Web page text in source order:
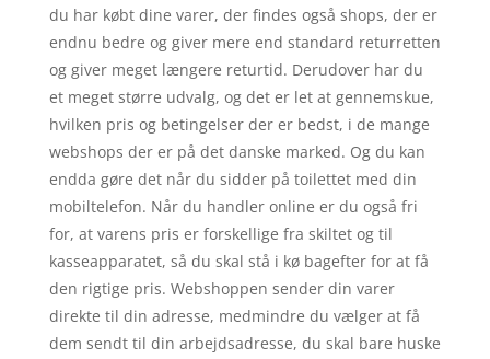
du har købt dine varer, der findes også shops, der er
endnu bedre og giver mere end standard returretten
og giver meget længere returtid. Derudover har du
et meget større udvalg, og det er let at gennemskue,
hvilken pris og betingelser der er bedst, i de mange
webshops der er på det danske marked. Og du kan
endda gøre det når du sidder på toilettet med din
mobiltelefon. Når du handler online er du også fri
for, at varens pris er forskellige fra skiltet og til
kasseapparatet, så du skal stå i kø bagefter for at få
den rigtige pris. Webshoppen sender din varer
direkte til din adresse, medmindre du vælger at få
dem sendt til din arbejdsadresse, du skal bare huske